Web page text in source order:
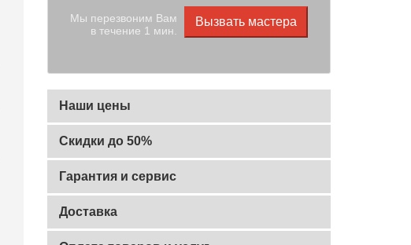
Мы перезвоним Вам
в течение 1 мин.
Вызвать мастера
Наши цены
Скидки до 50%
Гарантия и сервис
Доставка